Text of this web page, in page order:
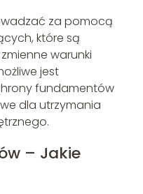
za pomocą
które są
warunki
jest
fundamentów
dla utrzymania
– Jakie